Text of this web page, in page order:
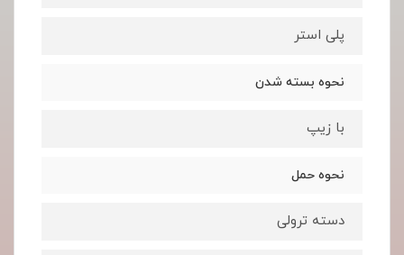
پلی استر
نحوه بسته شدن
با زیپ
نحوه حمل
دسته ترولی